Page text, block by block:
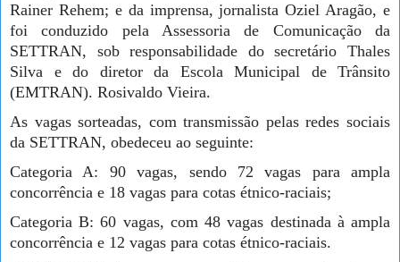
Rainer Rehem; e da imprensa, jornalista Oziel Aragão, e
foi conduzido pela Assessoria de Comunicação da
SETTRAN, sob responsabilidade do secretário Thales
Silva e do diretor da Escola Municipal de Trânsito
(EMTRAN). Rosivaldo Vieira.
As vagas sorteadas, com transmissão pelas redes sociais
da SETTRAN, obedeceu ao seguinte:
Categoria A: 90 vagas, sendo 72 vagas para ampla
concorrência e 18 vagas para cotas étnico-raciais;
Categoria B: 60 vagas, com 48 vagas destinada à ampla
concorrência e 12 vagas para cotas étnico-raciais.